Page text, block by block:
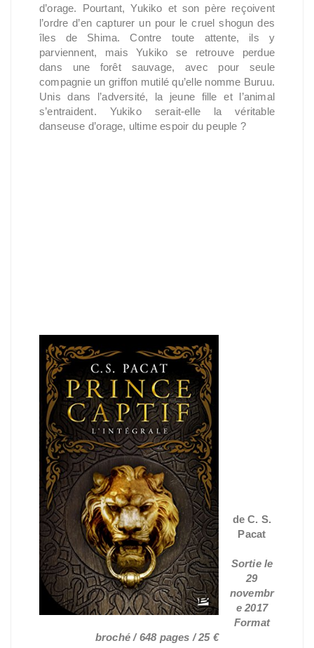
d’orage. Pourtant, Yukiko et son père reçoivent
l’ordre d’en capturer un pour le cruel shogun des
îles de Shima. Contre toute attente, ils y
parviennent, mais Yukiko se retrouve perdue
dans une forêt sauvage, avec pour seule
compagnie un griffon mutilé qu’elle nomme Buruu.
Unis dans l’adversité, la jeune fille et l’animal
s’entraident. Yukiko serait-elle la véritable
danseuse d’orage, ultime espoir du peuple ?
de C. S.
Pacat
Sortie le
29
novembr
e 2017
Format
broché / 648 pages / 25 €